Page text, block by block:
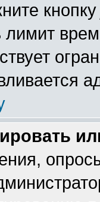
лимит